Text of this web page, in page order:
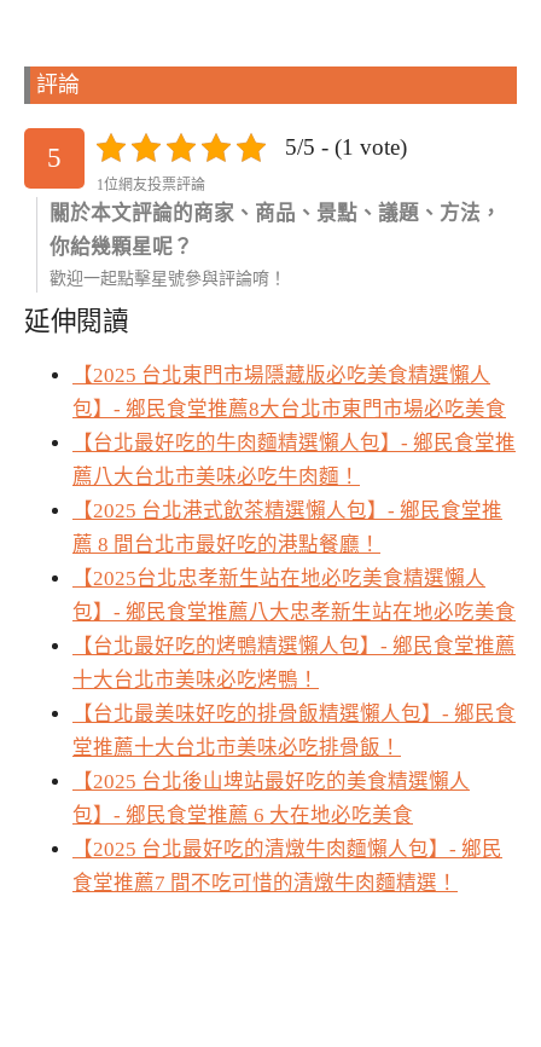
評論
5 5/5 - (1 vote)
1位網友投票評論
關於本文評論的商家、商品、景點、議題、方法，
你給幾顆星呢？
歡迎一起點擊星號參與評論唷！
延伸閱讀
【2025 台北東門市場隱藏版必吃美食精選懶人
包】- 鄉民食堂推薦8大台北市東門市場必吃美食
【台北最好吃的牛肉麵精選懶人包】- 鄉民食堂推
薦八大台北市美味必吃牛肉麵！
【2025 台北港式飲茶精選懶人包】- 鄉民食堂推
薦 8 間台北市最好吃的港點餐廳！
【2025台北忠孝新生站在地必吃美食精選懶人
包】- 鄉民食堂推薦八大忠孝新生站在地必吃美食
【台北最好吃的烤鴨精選懶人包】- 鄉民食堂推薦
十大台北市美味必吃烤鴨！
【台北最美味好吃的排骨飯精選懶人包】- 鄉民食
堂推薦十大台北市美味必吃排骨飯！
【2025 台北後山埤站最好吃的美食精選懶人
包】- 鄉民食堂推薦 6 大在地必吃美食
【2025 台北最好吃的清燉牛肉麵懶人包】- 鄉民
食堂推薦7 間不吃可惜的清燉牛肉麵精選！